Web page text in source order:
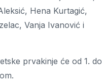
Hena Kurtagić,
Vanja Ivanović i
prvakinje će od 1. do